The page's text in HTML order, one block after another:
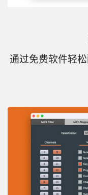
通过免费软件轻